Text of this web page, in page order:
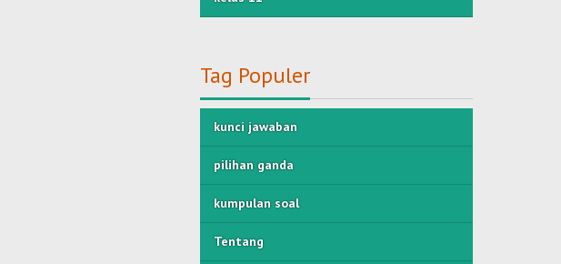
Tag Populer
kunci jawaban
pilihan ganda
kumpulan soal
Tentang